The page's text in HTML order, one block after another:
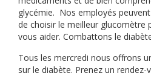
glycémie. Nos employés
de choisir le meilleur glucomètre
vous aider. Combattons le
Tous les mercredi nous offrons
sur le diabète. Prenez un rendez-